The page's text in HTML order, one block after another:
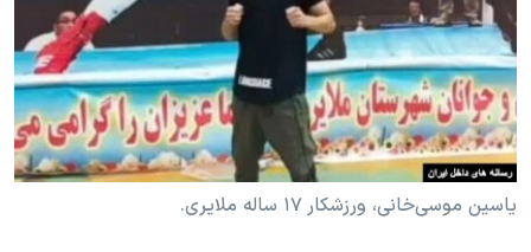
فرهنگ و زندگی
حقوق شهروندی
اقتصادی
علم و فناوری
مستندها
انتخابات ریاست جمهوری آمریکا ۲۰۲۴
حمله جمهوری اسلامی به اسرائیل
رمز مهسا
دنبال کنید
زبانهای مختلف
یاسین موسی‌خانی، ورزشکار ۱۷ ساله ملایری.